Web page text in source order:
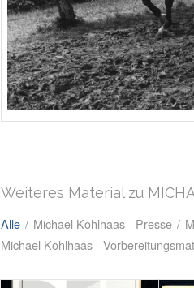
Weiteres Material zu
Alle / Michael Kohlhaas - Presse /
Michael Kohlhaas -